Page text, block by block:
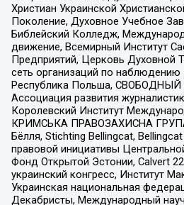
Христиан Украинской
Поколение, Духовное Учебное
Библейский Колледж,
движение, Всемирный Институт
Предприятий, Церковь Духовной
сеть организаций по
Республика Польша,
Ассоциация развития
Королевский Институт
КРИМСЬКА ПРАВОЗАХИСНА
Бёлля, Stichting Bellingcat,
правовой инициативы
Фонд Открытой Эстонии, Calvert
украинский конгресс, Институт
Украинская национальная
Декабристы, Международный